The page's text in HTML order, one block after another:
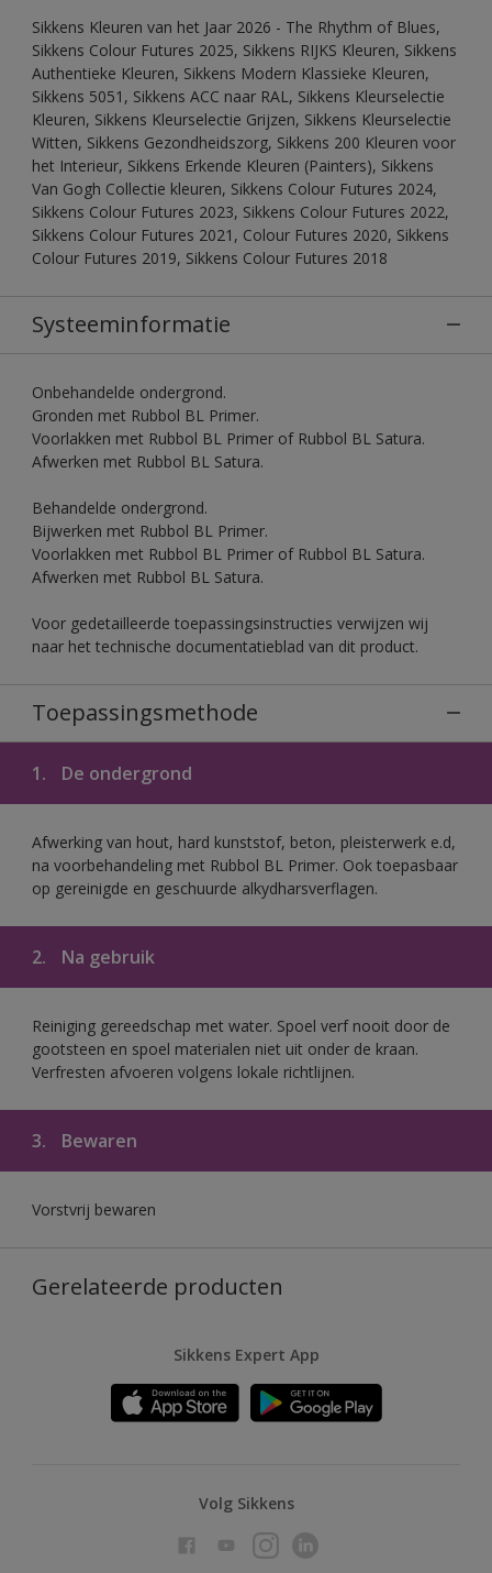
Sikkens Kleuren van het Jaar 2026 - The Rhythm of Blues,
Sikkens Colour Futures 2025, Sikkens RIJKS Kleuren, Sikkens
Authentieke Kleuren, Sikkens Modern Klassieke Kleuren,
Sikkens 5051, Sikkens ACC naar RAL, Sikkens Kleurselectie
Kleuren, Sikkens Kleurselectie Grijzen, Sikkens Kleurselectie
Witten, Sikkens Gezondheidszorg, Sikkens 200 Kleuren voor
het Interieur, Sikkens Erkende Kleuren (Painters), Sikkens
Van Gogh Collectie kleuren, Sikkens Colour Futures 2024,
Sikkens Colour Futures 2023, Sikkens Colour Futures 2022,
Sikkens Colour Futures 2021, Colour Futures 2020, Sikkens
Colour Futures 2019, Sikkens Colour Futures 2018
Systeeminformatie
Onbehandelde ondergrond.
Gronden met Rubbol BL Primer.
Voorlakken met Rubbol BL Primer of Rubbol BL Satura.
Afwerken met Rubbol BL Satura.
Behandelde ondergrond.
Bijwerken met Rubbol BL Primer.
Voorlakken met Rubbol BL Primer of Rubbol BL Satura.
Afwerken met Rubbol BL Satura.
Voor gedetailleerde toepassingsinstructies verwijzen wij
naar het technische documentatieblad van dit product.
Toepassingsmethode
1. De ondergrond
Afwerking van hout, hard kunststof, beton, pleisterwerk e.d,
na voorbehandeling met Rubbol BL Primer. Ook toepasbaar
op gereinigde en geschuurde alkydharsverflagen.
2. Na gebruik
Reiniging gereedschap met water. Spoel verf nooit door de
gootsteen en spoel materialen niet uit onder de kraan.
Verfresten afvoeren volgens lokale richtlijnen.
3. Bewaren
Vorstvrij bewaren
Gerelateerde producten
Sikkens Expert App
Volg Sikkens